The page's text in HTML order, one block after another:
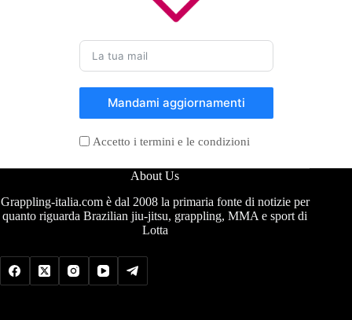
Mandami aggiornamenti
Accetto i termini e le condizioni
About Us
Grappling-italia.com è dal 2008 la primaria fonte di notizie per
quanto riguarda Brazilian jiu-jitsu, grappling, MMA e sport di
Lotta